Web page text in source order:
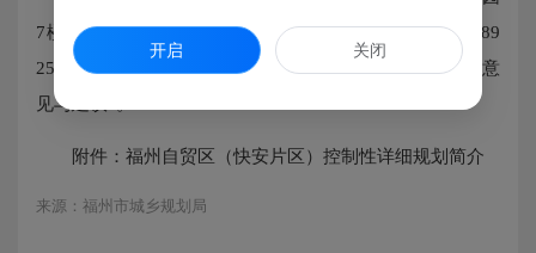
7楼马尾规划分局，邮政编码：350015，联系电话：83689
254，并注明“福州自贸区（快安片区）控制性详细规划意
见与建议”。
附件：福州自贸区（快安片区）控制性详细规划简介
来源：福州市城乡规划局
开启 关闭